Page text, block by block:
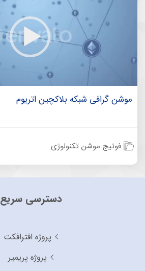
موشن گرافی شبکه بلاکچین اتریوم
فوتیج موشن تکنولوژی
دسترسی سریع
پروژه افترافکت
پروژه پریمیر